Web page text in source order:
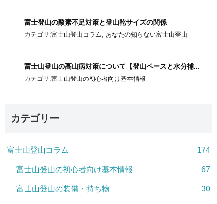
富士登山の酸素不足対策と登山靴サイズの関係
カテゴリ:富士山登山コラム, あなたの知らない富士山登山
富士山登山の高山病対策について【登山ペースと水分補...
カテゴリ:富士山登山の初心者向け基本情報
カテゴリー
富士山登山コラム 174
富士山登山の初心者向け基本情報 67
富士山登山の装備・持ち物 30